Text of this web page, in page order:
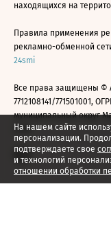
На нашем сайте
персонализации.
подтверждаете свое
и технологий
отношении обработки
находящихся на
Правила применения
рекламно-обменной
24smi
Все права защищены ©
7712108141/771501001,
муниципальный округ
2026